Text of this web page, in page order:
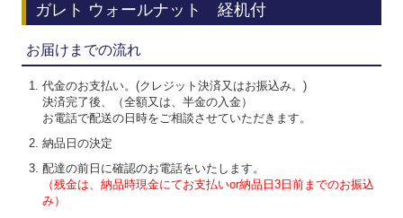
ガレト ウォールナット 経机付
お届けまでの流れ
代金のお支払い。(クレジット決済又はお振込み。)
決済完了後、（全額又は、半金の入金）
お電話で配送の日時をご相談させていただきます。
納品日の決定
配達の前日に確認のお電話をいたします。
（残金は、納品時現金にてお支払いor納品日3日前までのお振込
み）